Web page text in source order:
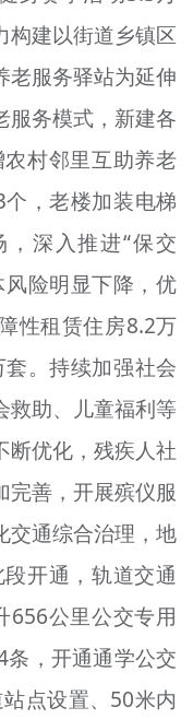
构建以街道乡镇区
老服务驿站为延伸
服务模式，新建各
村邻里互助养老
，老楼加装电梯
深入推进“保交
险明显下降，优
性租赁住房8.2万
。持续加强社会
救助、儿童福利等
断优化，残疾人社
完善，开展殡仪服
交通综合治理，地
开通，轨道交通
656公里公交专用
，开通通学公交
点设置、50米内